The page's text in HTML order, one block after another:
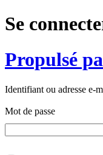
Se
Propulsé
Identifiant ou adresse e-
Mot de passe